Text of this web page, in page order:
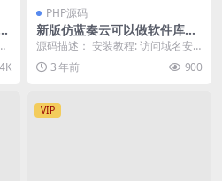
PHP源码
新版仿蓝奏云可以做软件库PH
P源码
源码描述： 安装教程: 访问域名安
装(不要用8.0以上php 不然会创建
不了数据...
3 年前 900
VIP